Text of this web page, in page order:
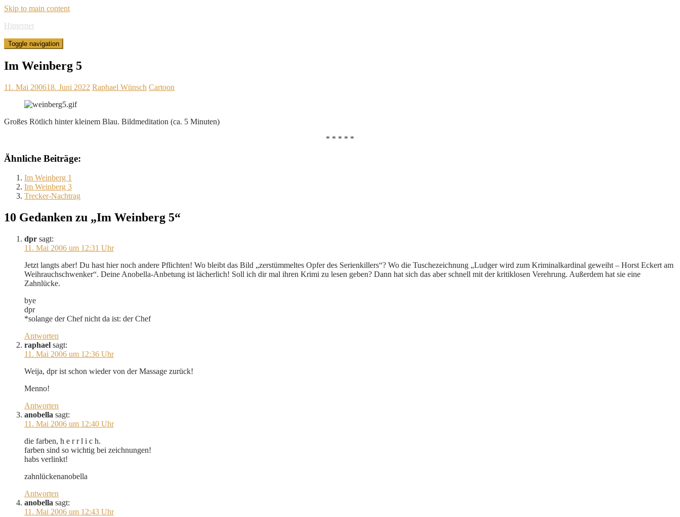
Skip to main content
Hinternet
Toggle navigation
Im Weinberg 5
11. Mai 200618. Juni 2022 Raphael Wünsch Cartoon
Großes Rötlich hinter kleinem Blau. Bildmeditation (ca. 5 Minuten)
* * * * *
Ähnliche Beiträge:
Im Weinberg 1
Im Weinberg 3
Trecker-Nachtrag
10 Gedanken zu „Im Weinberg 5“
dpr sagt:
11. Mai 2006 um 12:31 Uhr
Jetzt langts aber! Du hast hier noch andere Pflichten! Wo bleibt das Bild „zerstümmeltes Opfer des Serienkillers“? Wo die Tuschezeichnung „Ludger wird zum Kriminalkardinal geweiht – Horst Eckert am
Weihrauchschwenker“. Deine Anobella-Anbetung ist lächerlich! Soll ich dir mal ihren Krimi zu lesen geben? Dann hat sich das aber schnell mit der kritiklosen Verehrung. Außerdem hat sie eine
Zahnlücke.
bye
dpr
*solange der Chef nicht da ist: der Chef
Antworten
raphael sagt:
11. Mai 2006 um 12:36 Uhr
Weija, dpr ist schon wieder von der Massage zurück!
Menno!
Antworten
anobella sagt:
11. Mai 2006 um 12:40 Uhr
die farben, h e r r l i c h.
farben sind so wichtig bei zeichnungen!
habs verlinkt!
zahnlückenanobella
Antworten
anobella sagt:
11. Mai 2006 um 12:43 Uhr